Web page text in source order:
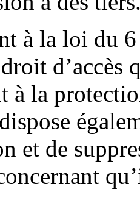
à la loi du
d’accès
à la
et de